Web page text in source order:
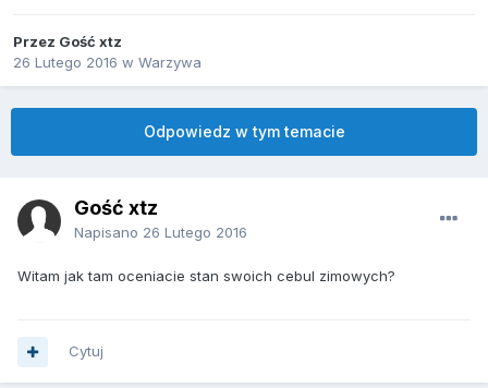
Przez Gość xtz
26 Lutego 2016 w Warzywa
Odpowiedz w tym temacie
Gość xtz
Napisano 26 Lutego 2016
Witam jak tam oceniacie stan swoich cebul zimowych?
Cytuj